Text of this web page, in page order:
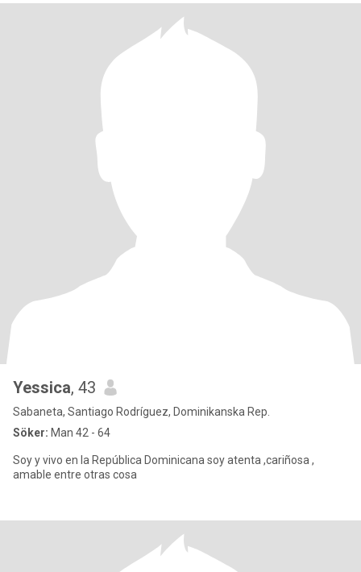
Yessica, 43
Sabaneta, Santiago Rodríguez, Dominikanska Rep.
Söker: Man 42 - 64
Soy y vivo en la República Dominicana soy atenta ,cariñosa ,
amable entre otras cosa